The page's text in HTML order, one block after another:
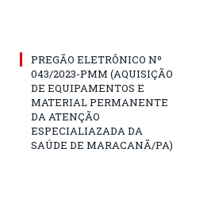
PREGÃO ELETRÔNICO Nº
043/2023-PMM (AQUISIÇÃO
DE EQUIPAMENTOS E
MATERIAL PERMANENTE
DA ATENÇÃO
ESPECIALIAZADA DA
SAÚDE DE MARACANÃ/PA)